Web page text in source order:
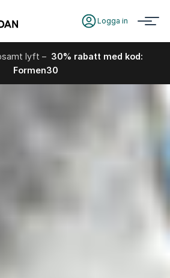
Logga in
lyft – 30% rabatt med kod:
Formen30